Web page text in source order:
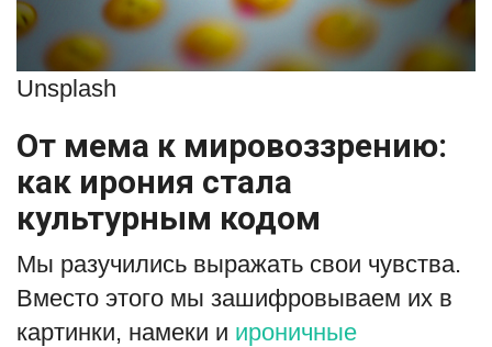
Unsplash
От мема к мировоззрению:
как ирония стала
культурным кодом
Мы разучились выражать свои чувства.
Вместо этого мы зашифровываем их в
картинки, намеки и ироничные